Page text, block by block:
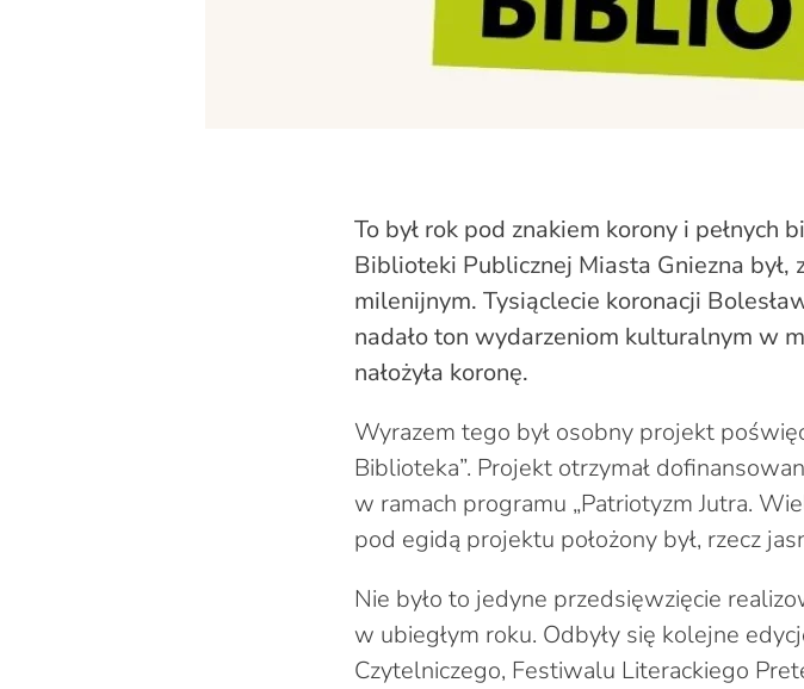
To był rok pod znakiem korony i pełnych
Biblioteki Publicznej Miasta Gniezna był,
milenijnym. Tysiąclecie koronacji
nadało ton wydarzeniom kulturalnym w
nałożyła koronę.
Wyrazem tego był osobny projekt
Biblioteka”. Projekt otrzymał
w ramach programu „Patriotyzm Jutra.
pod egidą projektu położony był, rzecz
Nie było to jedyne przedsięwzięcie
w ubiegłym roku. Odbyły się kolejne
Czytelniczego, Festiwalu Literackiego